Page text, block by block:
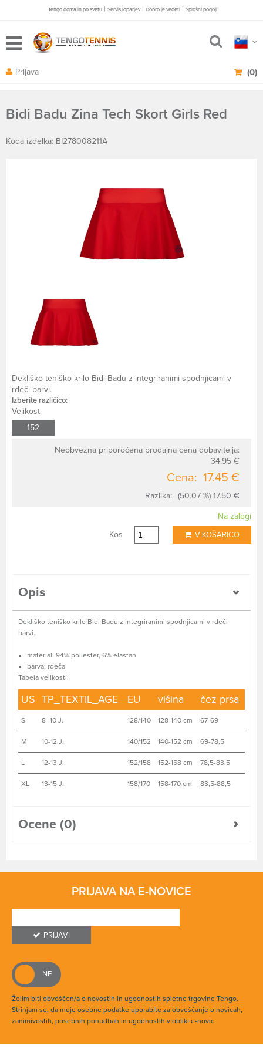
Tengo doma in po svetu | Servis loparjev | Dobro je vedeti | Splošni pogoji
(0)
Prijava
Bidi Badu Zina Tech Skort Girls Red
Koda izdelka: BI278008211A
Dekliško teniško krilo Bidi Badu z integriranimi spodnjicami v
rdeči barvi.
Izberite različico:
Velikost
152
Neobvezna priporočena prodajna cena dobavitelja:
34.95 €
Cena: 17.45 €
Razlika: (50.07 %) 17.50 €
Na zalogi
Kos
V KOŠARICO
Opis
Dekliško teniško krilo Bidi Badu z integriranimi spodnjicami v rdeči
barvi.
material: 94% poliester, 6% elastan
barva: rdeča
Tabela velikosti:
US TP_TEXTIL_AGE EU višina čez prsa
S 8 -10 J. 128/140 128-140 cm 67-69
M 10-12 J. 140/152 140-152 cm 69-78,5
L 12-13 J. 152/158 152-158 cm 78,5-83,5
XL 13-15 J. 158/170 158-170 cm 83,5-88,5
Ocene (0)
PRIJAVA NA E-NOVICE
PRIJAVI
Želim biti obveščen/a o novostih in ugodnostih spletne trgovine Tengo.
Strinjam se, da moje osebne podatke uporabite za obveščanje o novicah,
zanimivostih, posebnih ponudbah in ugodnostih v obliki e-novic.